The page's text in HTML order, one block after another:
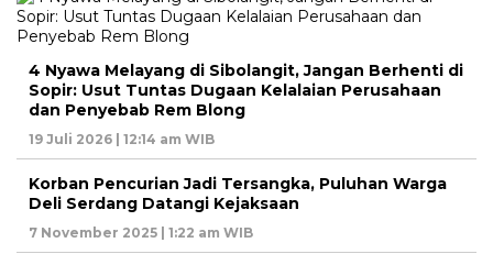
4 Nyawa Melayang di Sibolangit, Jangan Berhenti di
Sopir: Usut Tuntas Dugaan Kelalaian Perusahaan
dan Penyebab Rem Blong
19 Juli 2026 | 12:14 am WIB
Korban Pencurian Jadi Tersangka, Puluhan Warga
Deli Serdang Datangi Kejaksaan
7 November 2025 | 1:22 am WIB